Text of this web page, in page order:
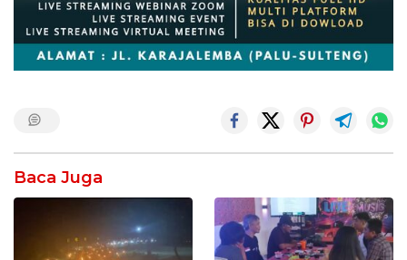
Baca Juga